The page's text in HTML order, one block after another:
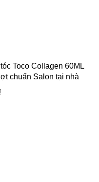
Toco Collagen 60ML
chuẩn Salon tại nhà